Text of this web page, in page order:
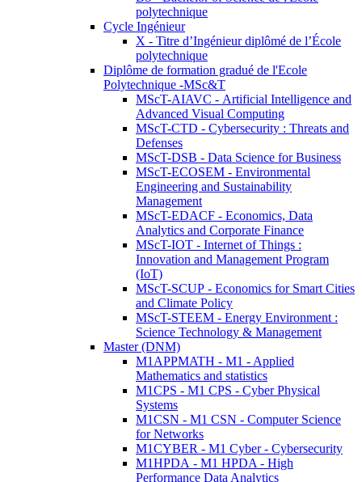
polytechnique
Cycle Ingénieur
X - Titre d’Ingénieur diplômé de l’École
polytechnique
Diplôme de formation gradué de l'Ecole
Polytechnique -MSc&T
MScT-AIAVC - Artificial Intelligence and
Advanced Visual Computing
MScT-CTD - Cybersecurity : Threats and
Defenses
MScT-DSB - Data Science for Business
MScT-ECOSEM - Environmental
Engineering and Sustainability
Management
MScT-EDACF - Economics, Data
Analytics and Corporate Finance
MScT-IOT - Internet of Things :
Innovation and Management Program
(IoT)
MScT-SCUP - Economics for Smart Cities
and Climate Policy
MScT-STEEM - Energy Environment :
Science Technology & Management
Master (DNM)
M1APPMATH - M1 - Applied
Mathematics and statistics
M1CPS - M1 CPS - Cyber Physical
Systems
M1CSN - M1 CSN - Computer Science
for Networks
M1CYBER - M1 Cyber - Cybersecurity
M1HPDA - M1 HPDA - High
Performance Data Analytics